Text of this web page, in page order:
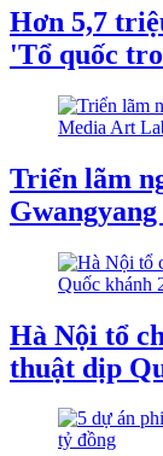
Hơn 5,7
'Tổ quốc
Triển lãm
Hà Nội tổ
thuật dịp